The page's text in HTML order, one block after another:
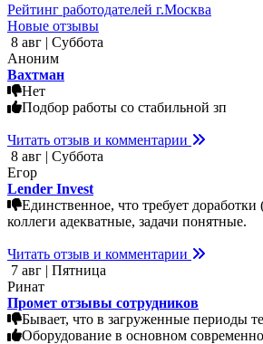
Рейтинг работодателей г.Москва
Новые отзывы
8 авг | Суббота
Аноним
Вахтман
Нет
Подбор работы со стабильной зп
Читать отзыв и комментарии
8 авг | Суббота
Егор
Lender Invest
Единственное, что требует
коллеги адекватные, задачи понятные.
Читать отзыв и комментарии
7 авг | Пятница
Ринат
Промет отзывы сотрудников
Бывает, что в загруженные периоды
Оборудование в основном